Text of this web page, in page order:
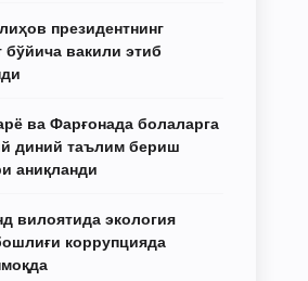
президентнинг
бўйича вакили этиб
ва Фарғонада болаларга
диний таълим бериш
аниқланди
вилоятида экология
коррупцияда